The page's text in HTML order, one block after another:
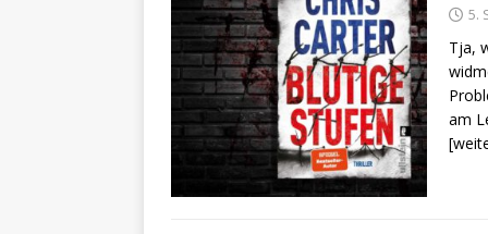
5.
Tja,
am